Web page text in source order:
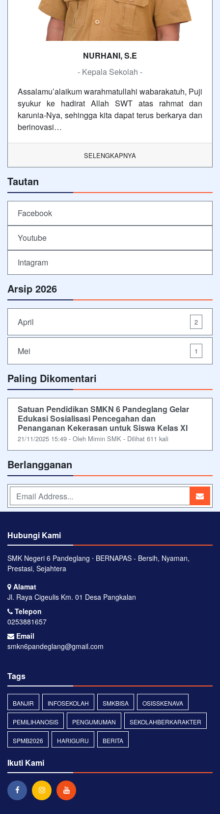
NURHANI, S.E
- Kepala Sekolah -
Assalamu’alaikum warahmatullahi wabarakatuh, Puji
syukur ke hadirat Allah SWT atas rahmat dan
karunia-Nya, sehingga kita dapat terus berkarya dan
berinovasi…
SELENGKAPNYA
Tautan
Facebook
Youtube
Intagram
Arsip 2026
April 2
Mei 1
Paling Dikomentari
Satuan Pendidikan SMKN 6 Pandeglang Gelar
Edukasi Sosialisasi Pencegahan dan
Penanganan Kekerasan untuk Siswa Kelas XI
21/11/2025 15:49 - Oleh Mimin SMK - Dilihat 611 kali
Berlangganan
Hubungi Kami
SMK Negeri 6 Pandeglang ⋅ BERNAPAS - Bersih, Nyaman,
Prestasi, Sejahtera
Alamat
Jl. Raya Cigeulis Km. 01 Desa Pangkalan
Telepon
0253881657
Email
smkn6pandeglang@gmail.com
Tags
BANJIR INFOSEKOLAH SMKBISA OSISSKENAVA
PEMILIHANOSIS PENGUMUMAN SEKOLAHBERKARAKTER
SPMB2026 HARIGURU BERITA
Ikuti Kami